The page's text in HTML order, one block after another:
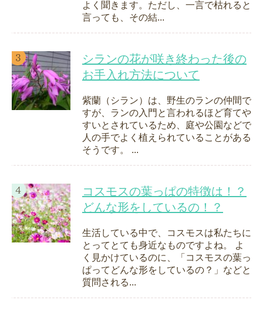
よく聞きます。ただし、一言で枯れると
言っても、その結...
シランの花が咲き終わった後の
お手入れ方法について
紫蘭（シラン）は、野生のランの仲間で
すが、ランの入門と言われるほど育てや
すいとされているため、庭や公園などで
人の手でよく植えられていることがある
そうです。 ...
コスモスの葉っぱの特徴は！？
どんな形をしているの！？
生活している中で、コスモスは私たちに
とってとても身近なものですよね。 よ
く見かけているのに、「コスモスの葉っ
ぱってどんな形をしているの？」などと
質問される...